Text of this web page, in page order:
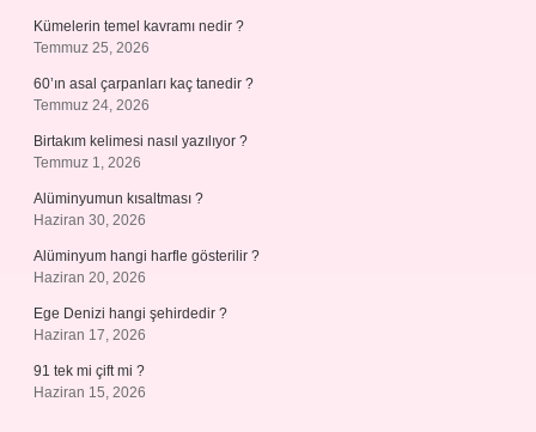
Kümelerin temel kavramı nedir ?
Temmuz 25, 2026
60’ın asal çarpanları kaç tanedir ?
Temmuz 24, 2026
Birtakım kelimesi nasıl yazılıyor ?
Temmuz 1, 2026
Alüminyumun kısaltması ?
Haziran 30, 2026
Alüminyum hangi harfle gösterilir ?
Haziran 20, 2026
Ege Denizi hangi şehirdedir ?
Haziran 17, 2026
91 tek mi çift mi ?
Haziran 15, 2026